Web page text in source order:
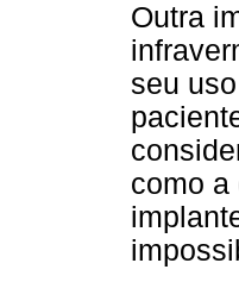
Outra
seu
como a